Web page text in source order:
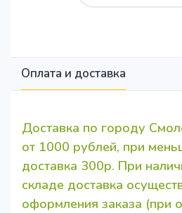
Оплата и доставка
Доставка по городу
от 1000 рублей, при
доставка 300р. При
складе доставка
оформления заказа (при